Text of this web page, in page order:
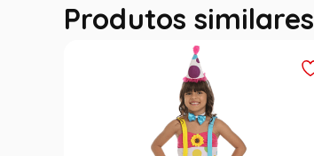
Produtos similares